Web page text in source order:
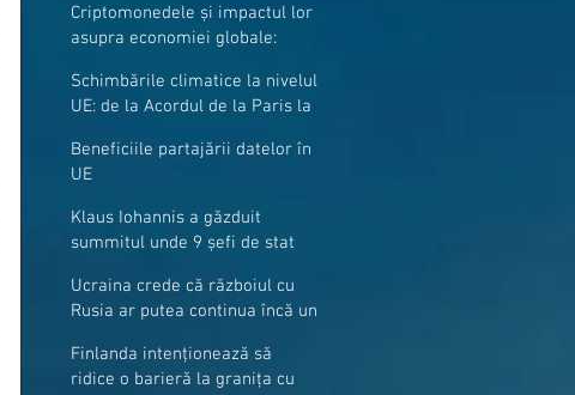
Criptomonedele și impactul lor
asupra economiei globale:
Schimbările climatice la nivelul
UE: de la Acordul de la Paris la
Beneficiile partajării datelor în
UE
Klaus Iohannis a găzduit
summitul unde 9 șefi de stat
granițe
Ucraina crede că războiul cu
Rusia ar putea continua încă un
Finlanda intenționează să
ridice o barieră la granița cu